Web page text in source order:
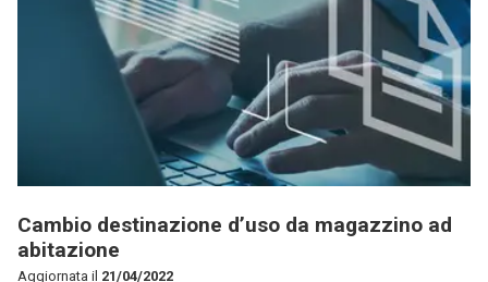
Cambio destinazione d’uso da magazzino ad
abitazione
Aggiornata il 21/04/2022